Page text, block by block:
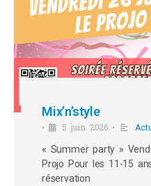
Mix’n’style
• 5 juin 2026 •
« Summer party »
Projo Pour les 11-15
réservation